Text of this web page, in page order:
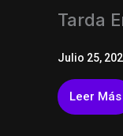
Tarda
Julio 25,
Leer Más